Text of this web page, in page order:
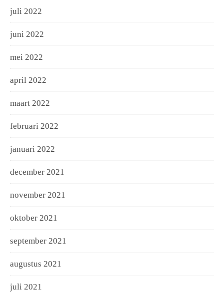
juli 2022
juni 2022
mei 2022
april 2022
maart 2022
februari 2022
januari 2022
december 2021
november 2021
oktober 2021
september 2021
augustus 2021
juli 2021